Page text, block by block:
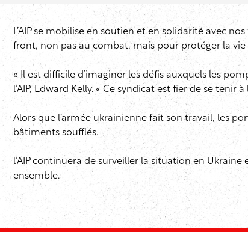
L’AIP se mobilise en soutien et en solidarité avec
front, non pas au combat, mais pour protéger la vie
« Il est difficile d’imaginer les défis auxquels les
l’AIP, Edward Kelly. « Ce syndicat est fier de se
Alors que l’armée ukrainienne fait son travail, les
bâtiments soufflés.
l’AIP continuera de surveiller la situation en
ensemble.